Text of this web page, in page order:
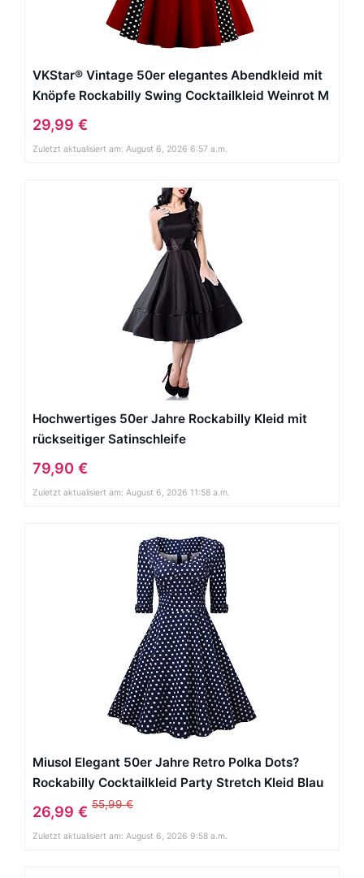
VKStar® Vintage 50er elegantes Abendkleid mit
Knöpfe Rockabilly Swing Cocktailkleid Weinrot M
29,99 €
Zuletzt aktualisiert am: August 6, 2026 6:57 a.m.
Hochwertiges 50er Jahre Rockabilly Kleid mit
rückseitiger Satinschleife
79,90 €
Zuletzt aktualisiert am: August 6, 2026 11:58 a.m.
Miusol Elegant 50er Jahre Retro Polka Dots?
Rockabilly Cocktailkleid Party Stretch Kleid Blau
Gr.XXL
26,99 € 55,99 €
Zuletzt aktualisiert am: August 6, 2026 9:58 a.m.